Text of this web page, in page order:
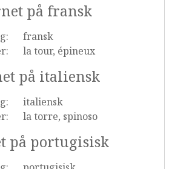
på fransk
fransk
la tour, épineux
på italiensk
italiensk
la torre, spinoso
på portugisisk